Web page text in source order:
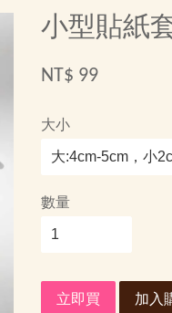
小型貼紙
NT$ 99
大小
數量
立即買 加入